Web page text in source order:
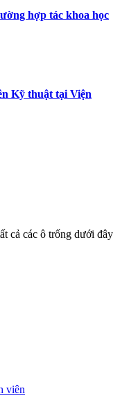
hợp tác khoa học
Kỹ thuật tại Viện
cả các ô trống dưới đây
viên